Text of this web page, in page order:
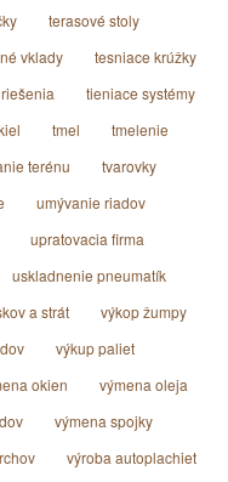
terasové stoly
vklady
tesniace krúžky
tieniace systémy
tmel
tmelenie
terénu
tvarovky
umývanie riadov
upratovacia firma
uskladnenie pneumatík
a strát
výkop žumpy
výkup paliet
okien
výmena oleja
výmena spojky
výroba autoplachiet